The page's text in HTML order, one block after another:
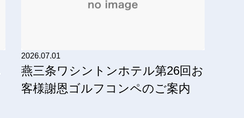
2026.07.01
燕三条ワシントンホテル第26回お
客様謝恩ゴルフコンペのご案内